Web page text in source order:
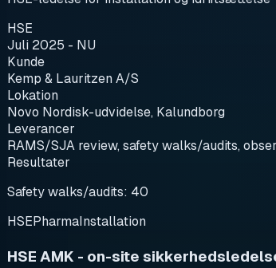
HSE
Juli 2025 - NU
Kunde
Kemp & Lauritzen A/S
Lokation
Novo Nordisk-udvidelse, Kalundborg
Leverancer
RAMS/SJA review, safety walks/audits,
Resultater
Safety walks/audits: 40
HSEPharmaInstallation
HSE AMK - on-site